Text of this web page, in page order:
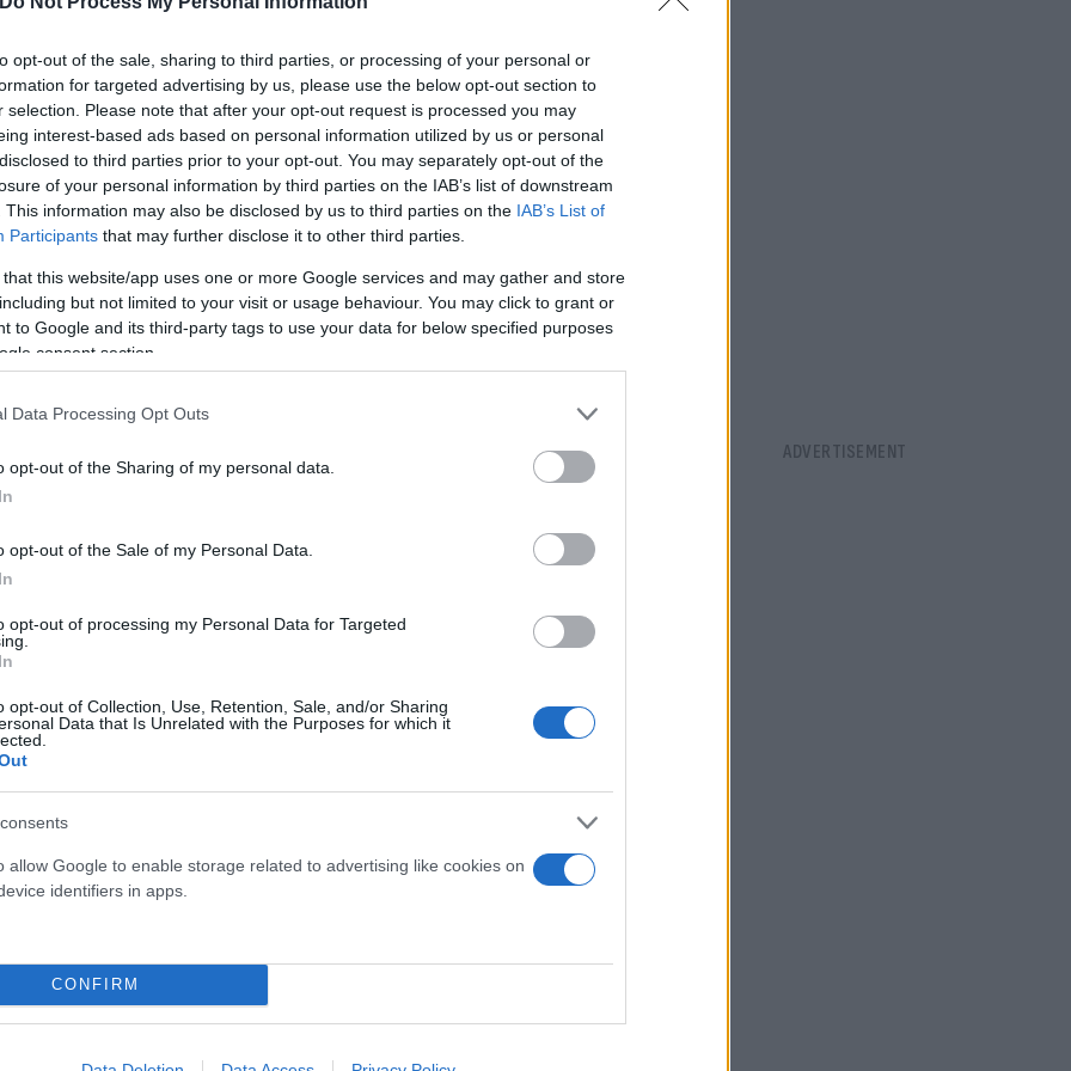
opt-out of the sale, sharing to third parties, or processing of your personal or
for targeted advertising by us, please use the below opt-out section to
selection. Please note that after your opt-out request is processed you may
interest-based ads based on personal information utilized by us or personal
to third parties prior to your opt-out. You may separately opt-out of the
of your personal information by third parties on the IAB’s list of downstream
This information may also be disclosed by us to third parties on the IAB’s List of
Participants that may further disclose it to other third parties.
that this website/app uses one or more Google services and may gather and store
but not limited to your visit or usage behaviour. You may click to grant or
to Google and its third-party tags to use your data for below specified purposes
consent section.
Data Processing Opt Outs
opt-out of the Sharing of my personal data.
opt-out of the Sale of my Personal Data.
opt-out of processing my Personal Data for Targeted
opt-out of Collection, Use, Retention, Sale, and/or Sharing
Data that Is Unrelated with the Purposes for which it
allow Google to enable storage related to advertising like cookies on
identifiers in apps.
CONFIRM
4 με 5 μποφόρ στρεφόμενοι σταδιακά και από τα βόρεια σε
από νότιες διευθύνσεις 3 με 5 μποφόρ.
θα φτάσει στις περισσότερες περιοχές τους 26 με 29
Κελσίου.
τοπικές νεφώσεις πρόσκαιρα και κατά τόπους πιο αυξημένες,
ώρες. Η θερμοκρασία θα κυμανθεί από 18 έως 27 και
νοτιοανατολικές διευθύνσεις 3 έως 4 και πρόσκαιρα